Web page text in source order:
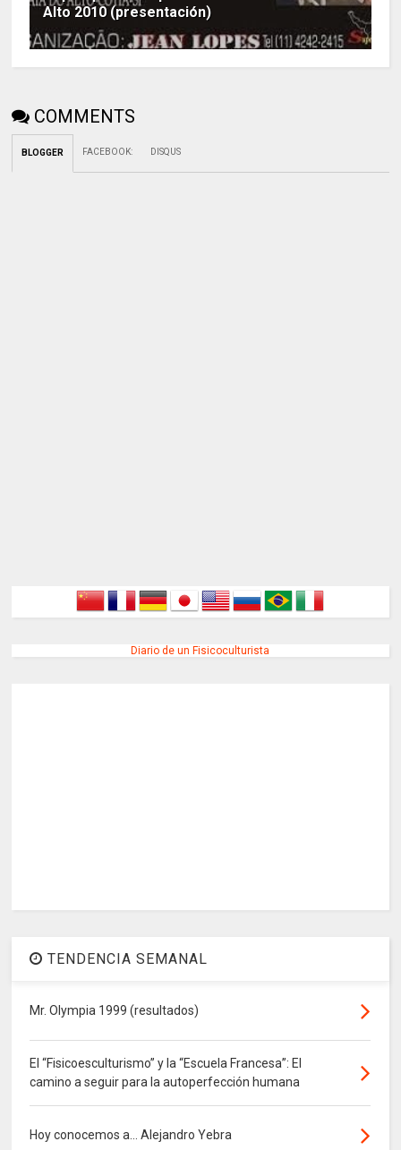
Alto 2010 (presentación)
COMMENTS
BLOGGER FACEBOOK: DISQUS
Diario de un Fisicoculturista
TENDENCIA SEMANAL
Mr. Olympia 1999 (resultados)
El “Fisicoesculturismo” y la “Escuela Francesa”: El
camino a seguir para la autoperfección humana
Hoy conocemos a... Alejandro Yebra